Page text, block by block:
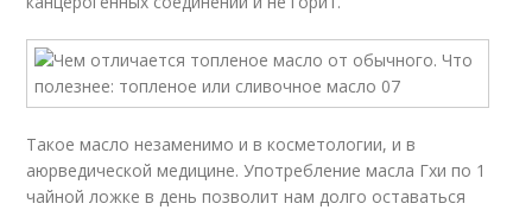
Такое масло незаменимо и в косметологии, и в
аюрведической медицине. Употребление масла Гхи по 1
чайной ложке в день позволит нам долго оставаться